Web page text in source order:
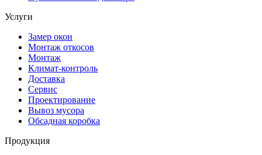
Услуги
Замер окон
Монтаж откосов
Монтаж
Климат-контроль
Доставка
Сервиc
Проектирование
Вывоз мусора
Обсадная коробка
Продукция